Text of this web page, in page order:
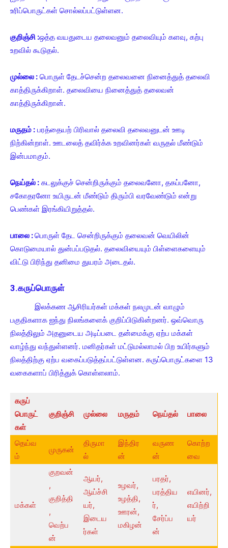
உரிப்பொருட்கள் சொல்லப்பட்டுள்ளன.
குறிஞ்சி :ஒத்த வயதுடைய தலைவனும் தலைவியும் களவு, கற்பு
உறவில் கூடுதல்.
முல்லை : பொருள் தேடச்சென்ற தலைவனை நினைத்துத் தலைவி
காத்திருக்கிறாள். தலைவியை நினைத்துத் தலைவன்
காத்திருக்கிறான்.
மருதம் : பரத்தையற் பிரிவால் தலைவி தலைவனுடன் ஊடி
நிற்கின்றாள். ஊடலைத் தவிர்க்க உறவினர்கள் வருதல் மீண்டும்
இன்பமாகும்.
நெய்தல் : கடலுக்குச் சென்றிருக்கும் தலைவனோ, தகப்பனோ,
சகோதரனோ உயிருடன் மீண்டும் திரும்பி வரவேண்டும் என்று
பெண்கள் இரங்கியிறுத்தல்.
பாலை :பொருள் தேட சென்றிருக்கும் தலைவன் வெயிலின்
கொடுமையால் துன்பப்படுதல். தலைவியையும் பிள்ளைகளையும்
விட்டு பிரிந்து தனிமை துயரம் அடைதல்.
3.கருப்பொருள்
இலக்கண ஆசிரியர்கள் மக்கள் நலமுடன் வாழும்
பகுதிகளாக ஐந்து நிலங்களைக் குறிப்பிடுகின்றனர். ஒவ்வொரு
நிலத்திலும் அதனுடைய அடிப்படை தன்மைக்கு ஏற்ப மக்கள்
வாழ்ந்து வந்துள்ளனர். மனிதர்கள் மட்டுமல்லாமல் பிற உயிர்களும்
நிலத்திற்கு ஏற்ப வகைப்படுத்தப்பட்டுள்ளன. கருப்பொருட்களை 13
வகைகளாப் பிரித்துக் கொள்ளலாம்.
கருப்
பொருட்
கள்
குறிஞ்சி முல்லை மருதம் நெய்தல் பாலை
தெய்வ
ம்
முருகன்
திருமா
ல்
இந்திர
ன்
வருண
ன்
கொற்ற
வை
மக்கள்
குறவன்
,
குறித்தி
,
வெற்ப
ன்
ஆயர்,
ஆய்ச்சி
யர்,
இடைய
ர்கள்
உழவர்,
உழத்தி,
ஊரன்,
மகிழன்
பரதர்,
பரத்திய
ர்,
சேர்ப்ப
ன்
எயினர்,
எயிற்றி
யர்